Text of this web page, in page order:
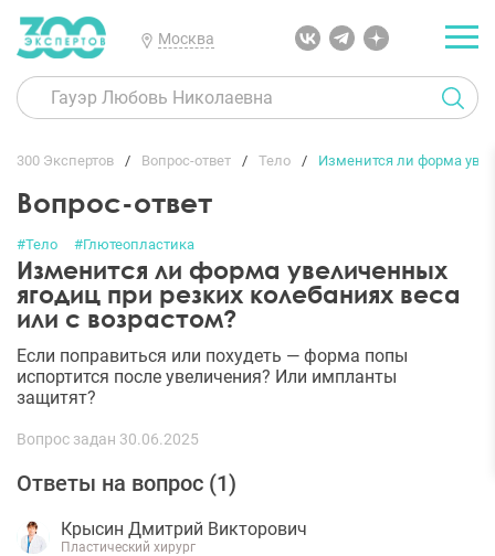
Москва
300 Экспертов Вопрос-ответ Тело Изменится ли форма
Вопрос-ответ
#Тело #Глютеопластика
Изменится ли форма увеличенных
ягодиц при резких колебаниях веса
или с возрастом?
Если поправиться или похудеть — форма попы
испортится после увеличения? Или импланты
защитят?
Вопрос задан 30.06.2025
Ответы на вопрос (1)
Крысин Дмитрий Викторович
Пластический хирург